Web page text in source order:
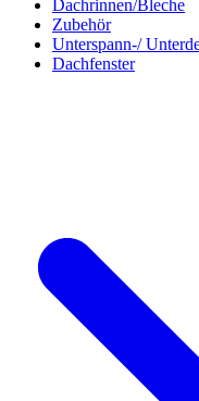
Dachrinnen/Bleche
Zubehör
Unterspann-/
Dachfenster